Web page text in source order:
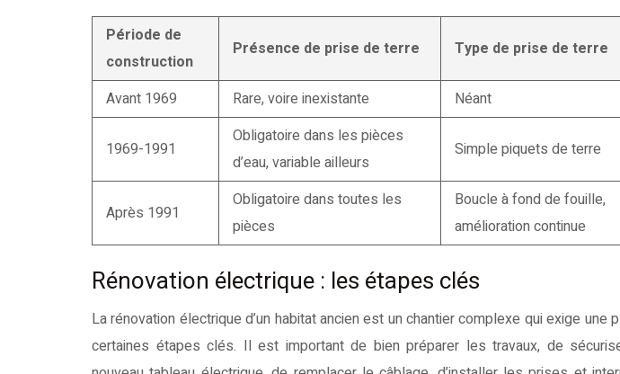
Période de
construction
Présence de prise de terre Type de prise de terre
Avant 1969 Rare, voire inexistante Néant
1969-1991
Obligatoire dans les pièces
d’eau, variable ailleurs
Simple piquets de terre
Après 1991
Obligatoire dans toutes les
pièces
Boucle à fond de fouille,
amélioration continue
Rénovation électrique : les étapes clés
La rénovation électrique d’un habitat ancien est un chantier complexe qui exige
certaines étapes clés. Il est important de bien préparer les travaux, de